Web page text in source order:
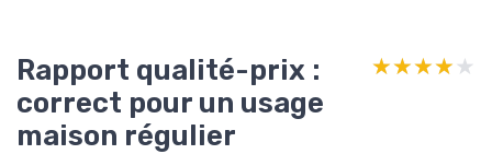
Rapport qualité-prix :
correct pour un usage
maison régulier
★★★★★
★★★★★